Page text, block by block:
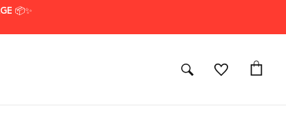
📦✨